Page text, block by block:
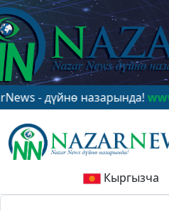
дүйнө назарында!
Кыргызча